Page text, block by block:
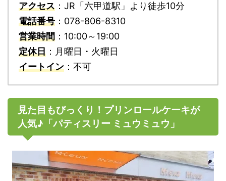
アクセス ：JR「六甲道駅」より徒歩10分
電話番号 ：078-806-8310
営業時間 ：10:00～19:00
定休日 ：月曜日・火曜日
イートイン ：不可
見た目もびっくり！プリンロールケーキが
人気♪「パティスリー ミュウミュウ」